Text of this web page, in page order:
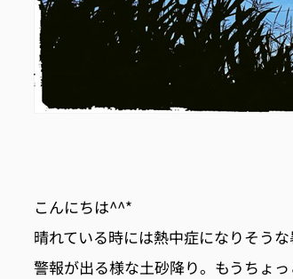
こんにちは^^*
晴れている時には熱中症になりそう
警報が出る様な土砂降り。もうちょ